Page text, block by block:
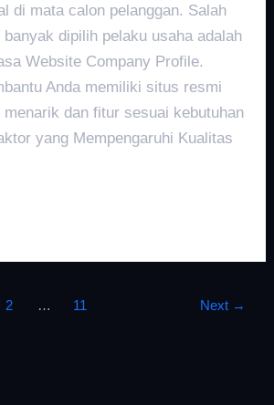
di mata calon pelanggan. Salah
dipilih pelaku usaha adalah
Website Company Profile.
Anda memiliki situs resmi
menarik dan fitur sesuai kebutuhan
yang Mempengaruhi Kualitas
2 … 11 Next →